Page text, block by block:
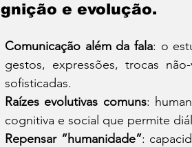
e evolução.
Comunicação além da fala: o
gestos, expressões, trocas
sofisticadas.
Raízes evolutivas comuns:
cognitiva e social que permite
Repensar “humanidade”: